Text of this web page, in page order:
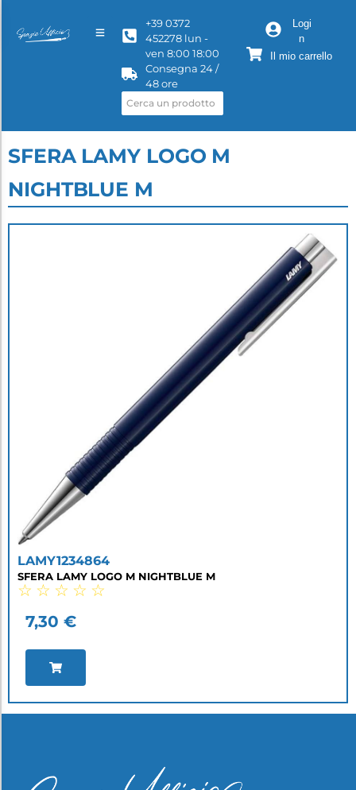
+39 0372
452278 lun -
ven 8:00 18:00
Consegna 24 /
48 ore
Logi
n
Il mio carrello
SFERA LAMY LOGO M
NIGHTBLUE M
LAMY1234864
SFERA LAMY LOGO M NIGHTBLUE M
☆ ☆ ☆ ☆ ☆
7,30 €